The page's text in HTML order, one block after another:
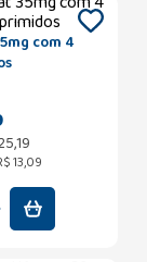
com 4
,19
13,09